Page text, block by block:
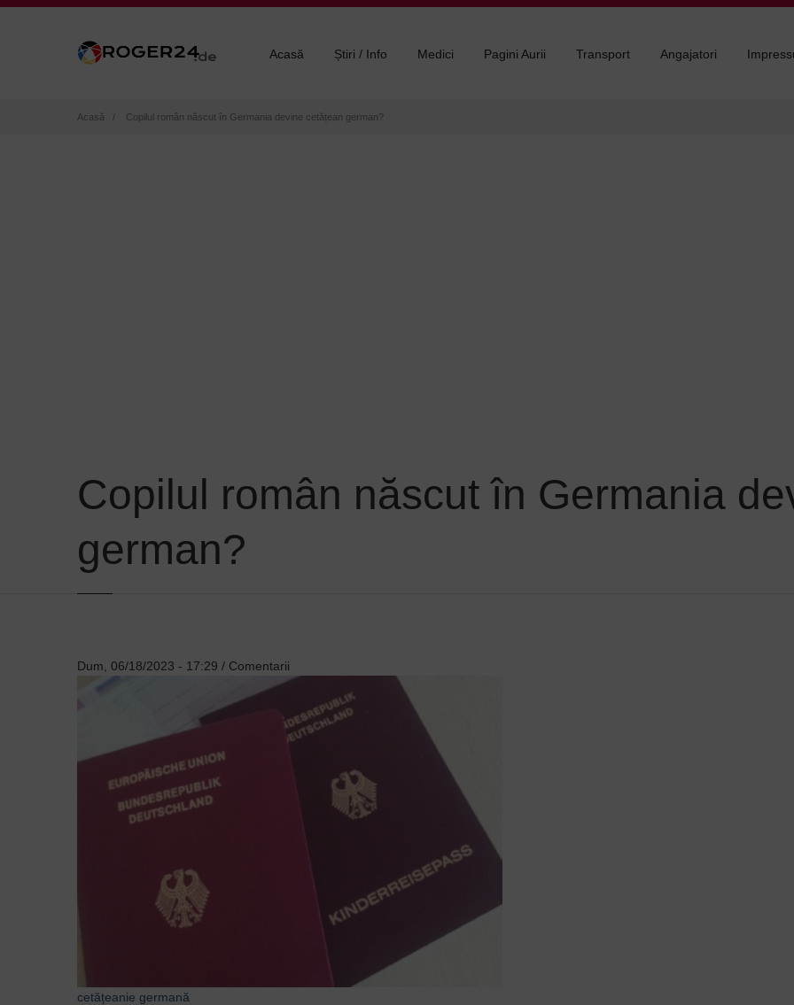
Acasă Știri / Info Medici Pagini Aurii Transport Angajatori
Breadcrumb
Acasă Copilul român născut în Germania devine cetățean german?
Copilul român născut în Germania
german?
Dum, 06/18/2023 - 17:29 / Comentarii
cetățeanie germană